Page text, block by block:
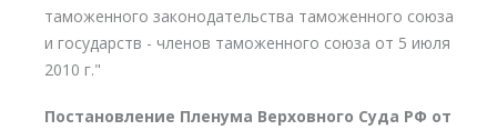
таможенного законодательства таможенного союза
и государств - членов таможенного союза от 5 июля
2010 г."
Постановление Пленума Верховного Суда РФ от